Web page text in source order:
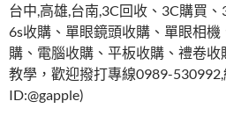
台中,高雄,台南,3C回收、3C購買
6s收購、單眼鏡頭收購、單眼相機
購、電腦收購、平板收購、禮卷
教學，歡迎撥打專線0989-
ID:@gapple)